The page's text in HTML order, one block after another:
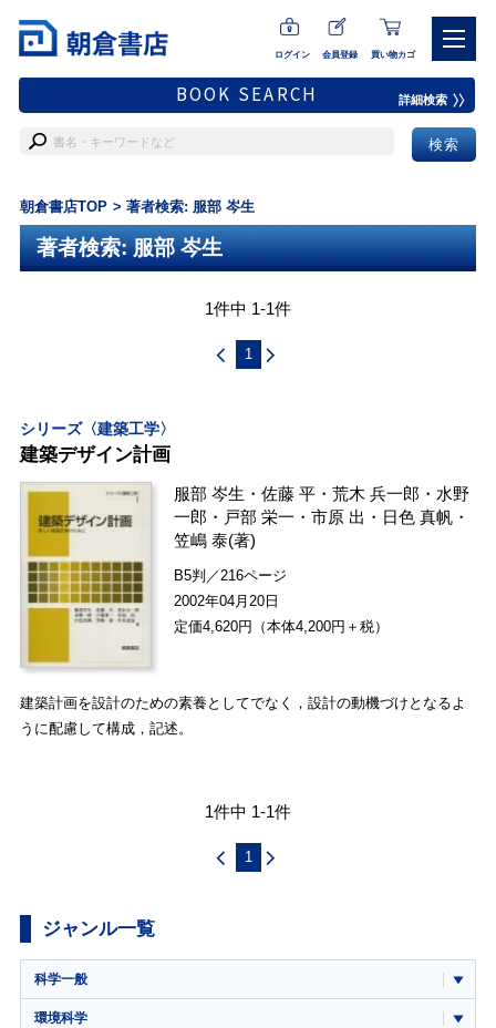
ログイン 会員登録 買い物カゴ
BOOK SEARCH 詳細検索
朝倉書店TOP 著者検索: 服部 岑生
著者検索: 服部 岑生
1件中 1-1件
1
シリーズ〈建築工学〉
建築デザイン計画
服部 岑生 ・佐藤 平 ・荒木 兵一郎 ・ 水野
一郎 ・ 戸部 栄一 ・市原 出 ・ 日色 真帆 ・
笠嶋 泰(著)
B5判／216ページ
2002年04月20日
定価4,620円（本体4,200円＋税）
建築計画を設計のための素養としてでなく，設計の動機づけとなるよ
うに配慮して構成，記述。
1件中 1-1件
1
ジャンル一覧
科学一般
環境科学